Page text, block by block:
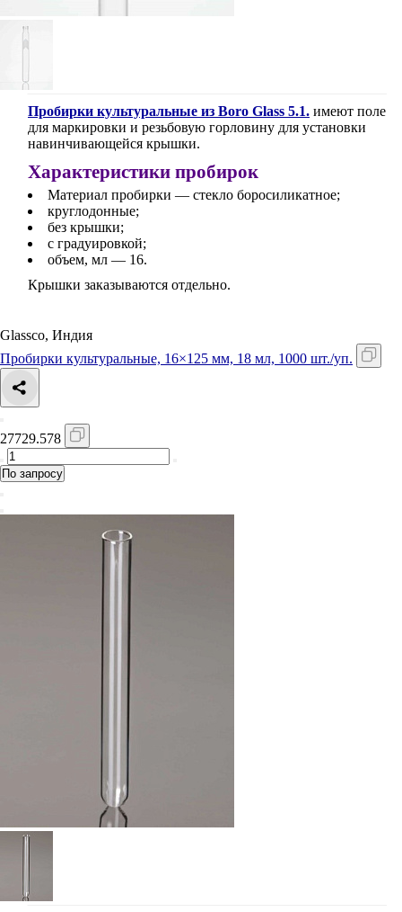
Пробирки культуральные из Boro Glass 5.1. имеют поле
для маркировки и резьбовую горловину для установки
навинчивающейся крышки.
Характеристики пробирок
Материал пробирки — стекло боросиликатное;
круглодонные;
без крышки;
с градуировкой;
объем, мл — 16.
Крышки заказываются отдельно.
Glassco, Индия
Пробирки культуральные, 16×125 мм, 18 мл, 1000 шт./уп.
27729.578
По запросу